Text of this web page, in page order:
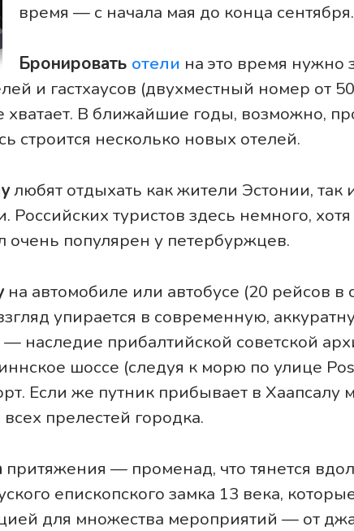
время — с начала мая до конца сентября.
Бронировать отели на это время нужно
и гастхаусов (двухместный номер от
хватает. В ближайшие годы, возможно,
строится несколько новых отелей.
любят отдыхать как жители Эстонии, так
туристов здесь немного, хотя
очень популярен у петербуржцев.
на автомобиле или автобусе (20 рейсов в
упирается в современную,
наследие прибалтийской советской
шоссе (следуя к морю по улице
Если же путник прибывает в Хаапсалу
прелестей городка.
притяжения — променад, что тянется
епископского замка 13 века,
для множества мероприятий — от